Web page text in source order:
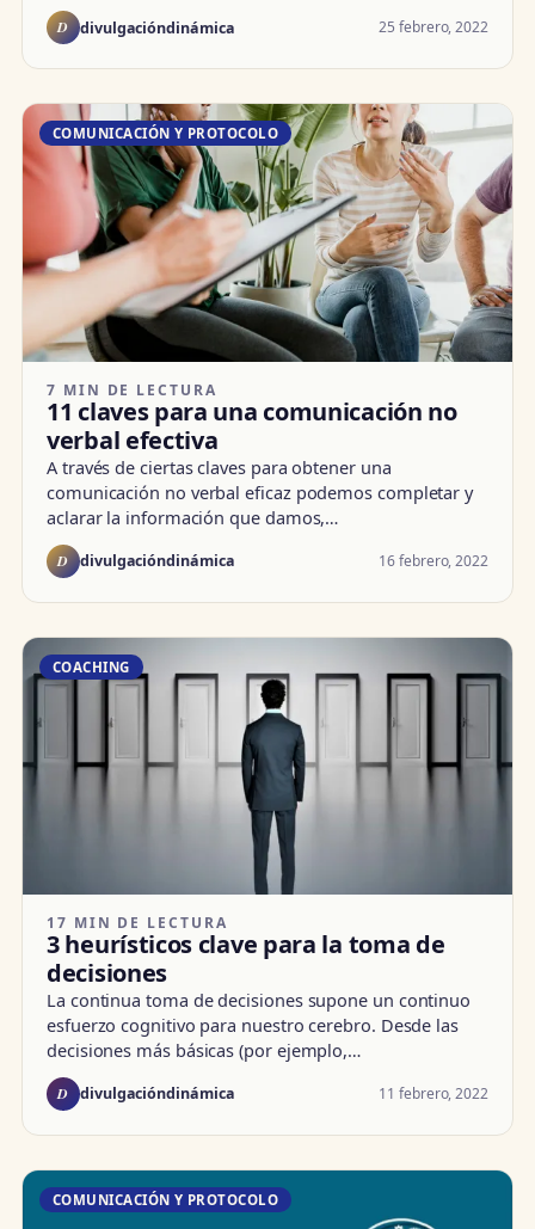
D divulgacióndinámica 25 febrero, 2022
COMUNICACIÓN Y PROTOCOLO
7 MIN DE LECTURA
11 claves para una comunicación no
verbal efectiva
A través de ciertas claves para obtener una
comunicación no verbal eficaz podemos completar y
aclarar la información que damos,…
D divulgacióndinámica 16 febrero, 2022
COACHING
17 MIN DE LECTURA
3 heurísticos clave para la toma de
decisiones
La continua toma de decisiones supone un continuo
esfuerzo cognitivo para nuestro cerebro. Desde las
decisiones más básicas (por ejemplo,…
D divulgacióndinámica 11 febrero, 2022
COMUNICACIÓN Y PROTOCOLO